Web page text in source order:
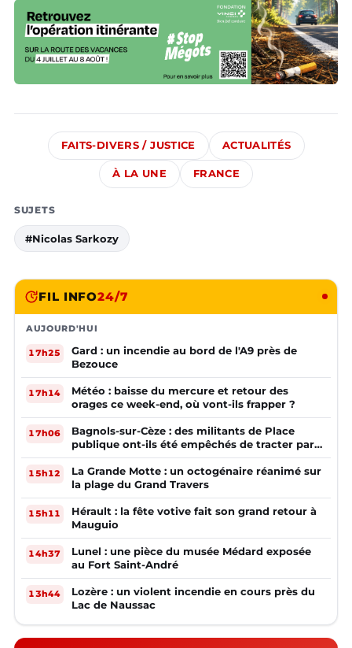
FAITS-DIVERS / JUSTICE ACTUALITÉS
À LA UNE FRANCE
SUJETS
#Nicolas Sarkozy
FIL INFO24/7
AUJOURD'HUI
17h25
Gard : un incendie au bord de l'A9 près de
Bezouce
17h14
Météo : baisse du mercure et retour des
orages ce week-end, où vont-ils frapper ?
17h06
Bagnols-sur-Cèze : des militants de Place
publique ont-ils été empêchés de tracter par
la mairie ?
15h12
La Grande Motte : un octogénaire réanimé sur
la plage du Grand Travers
15h11
Hérault : la fête votive fait son grand retour à
Mauguio
14h37
Lunel : une pièce du musée Médard exposée
au Fort Saint-André
13h44
Lozère : un violent incendie en cours près du
Lac de Naussac